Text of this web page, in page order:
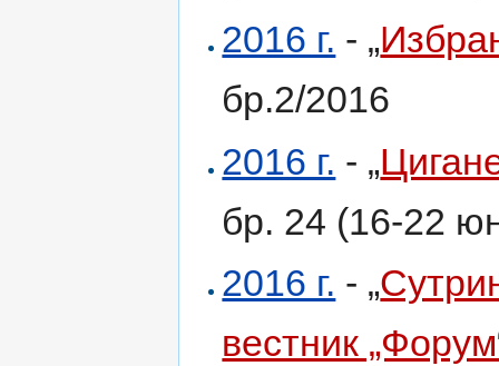
2016 г. - „
бр.2/2016
2016 г. - „
бр. 24 (16-22
2016 г. - „
вестник